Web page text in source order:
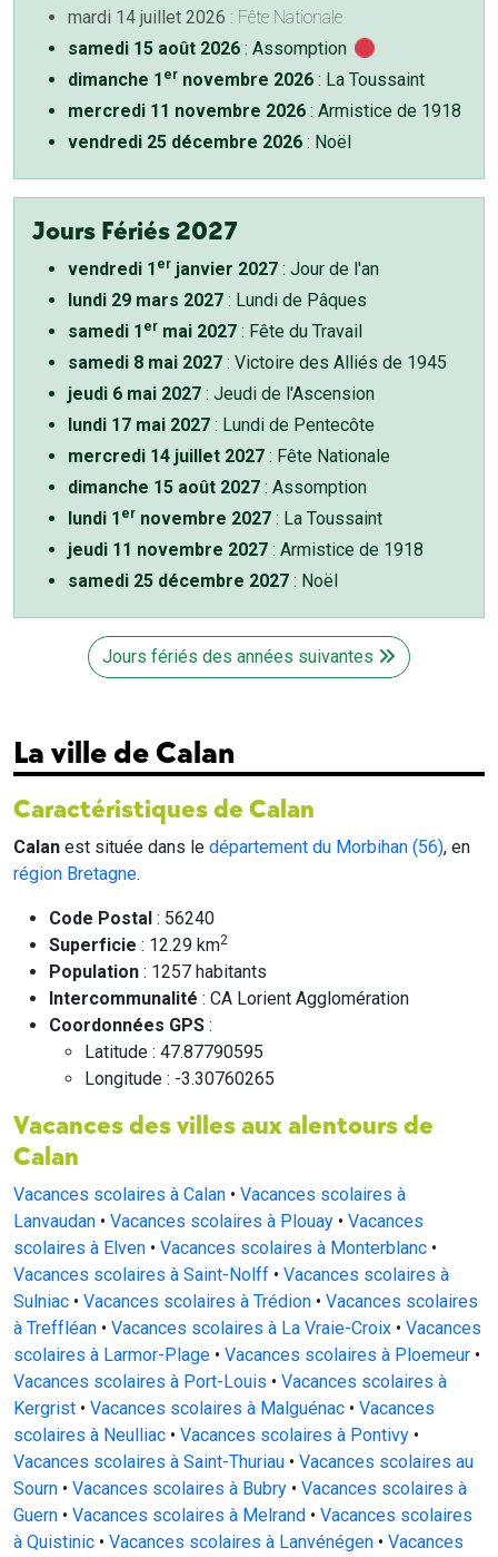
mardi 14 juillet 2026 : Fête Nationale
samedi 15 août 2026 : Assomption
dimanche 1 er novembre 2026 : La Toussaint
mercredi 11 novembre 2026 : Armistice de 1918
vendredi 25 décembre 2026 : Noël
Jours Fériés 2027
vendredi 1 er janvier 2027 : Jour de l'an
lundi 29 mars 2027 : Lundi de Pâques
samedi 1 er mai 2027 : Fête du Travail
samedi 8 mai 2027 : Victoire des Alliés de 1945
jeudi 6 mai 2027 : Jeudi de l'Ascension
lundi 17 mai 2027 : Lundi de Pentecôte
mercredi 14 juillet 2027 : Fête Nationale
dimanche 15 août 2027 : Assomption
lundi 1 er novembre 2027 : La Toussaint
jeudi 11 novembre 2027 : Armistice de 1918
samedi 25 décembre 2027 : Noël
Jours fériés des années suivantes
La ville de Calan
Caractéristiques de Calan
Calan est située dans le département du Morbihan (56), en
région Bretagne.
Code Postal : 56240
Superficie : 12.29 km2
Population : 1257 habitants
Intercommunalité : CA Lorient Agglomération
Coordonnées GPS :
Latitude : 47.87790595
Longitude : -3.30760265
Vacances des villes aux alentours de
Calan
Vacances scolaires à Calan • Vacances scolaires à
Lanvaudan • Vacances scolaires à Plouay • Vacances
scolaires à Elven • Vacances scolaires à Monterblanc •
Vacances scolaires à Saint-Nolff • Vacances scolaires à
Sulniac • Vacances scolaires à Trédion • Vacances scolaires
à Treffléan • Vacances scolaires à La Vraie-Croix • Vacances
scolaires à Larmor-Plage • Vacances scolaires à Ploemeur •
Vacances scolaires à Port-Louis • Vacances scolaires à
Kergrist • Vacances scolaires à Malguénac • Vacances
scolaires à Neulliac • Vacances scolaires à Pontivy •
Vacances scolaires à Saint-Thuriau • Vacances scolaires au
Sourn • Vacances scolaires à Bubry • Vacances scolaires à
Guern • Vacances scolaires à Melrand • Vacances scolaires
à Quistinic • Vacances scolaires à Lanvénégen • Vacances